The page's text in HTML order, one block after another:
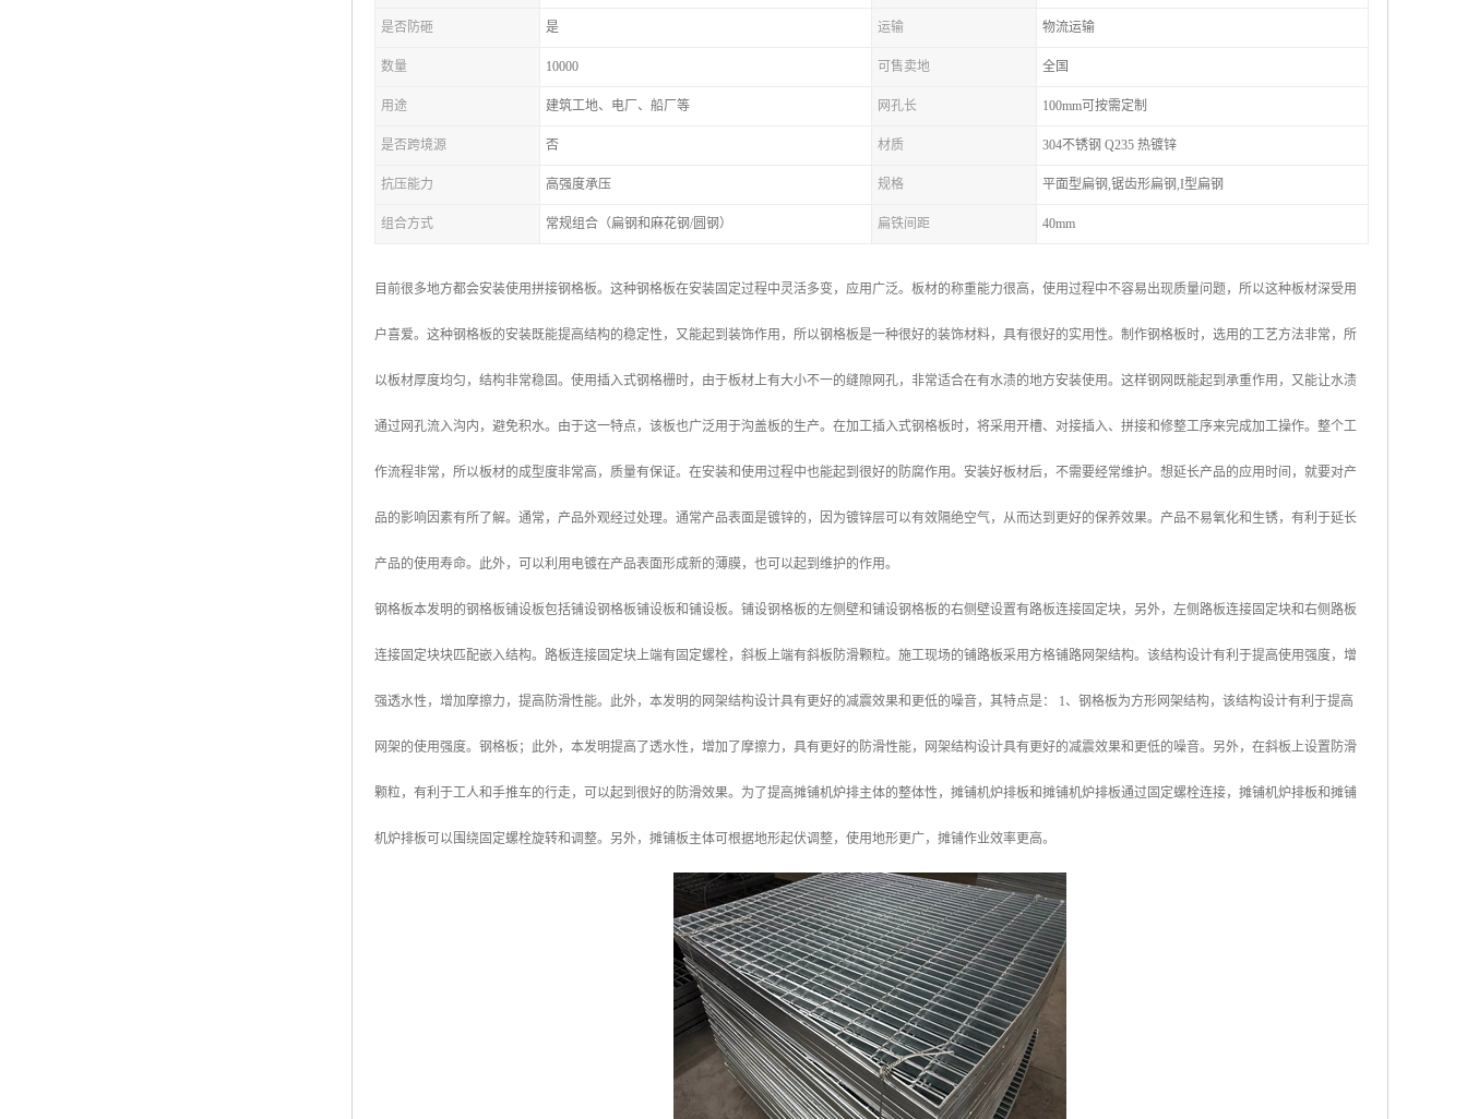
是否防砸 是 运输 物流运输
数量 10000 可售卖地 全国
用途 建筑工地、电厂、船厂等 网孔长 100mm可按需定制
是否跨境源 否 材质 304不锈钢 Q235 热镀锌
抗压能力 高强度承压 规格 平面型扁钢,锯齿形扁钢,I型扁钢
组合方式 常规组合（扁钢和麻花钢/圆钢） 扁铁间距 40mm
目前很多地方都会安装使用拼接钢格板。这种钢格板在安装固定过程中灵活多变，应用广泛。板材的称重能力很高，使用过程中不容易出现质量问题，所以这种板材深受用
户喜爱。这种钢格板的安装既能提高结构的稳定性，又能起到装饰作用，所以钢格板是一种很好的装饰材料，具有很好的实用性。制作钢格板时，选用的工艺方法非常，所
以板材厚度均匀，结构非常稳固。使用插入式钢格栅时，由于板材上有大小不一的缝隙网孔，非常适合在有水渍的地方安装使用。这样钢网既能起到承重作用，又能让水渍
通过网孔流入沟内，避免积水。由于这一特点，该板也广泛用于沟盖板的生产。在加工插入式钢格板时，将采用开槽、对接插入、拼接和修整工序来完成加工操作。整个工
作流程非常，所以板材的成型度非常高，质量有保证。在安装和使用过程中也能起到很好的防腐作用。安装好板材后，不需要经常维护。想延长产品的应用时间，就要对产
品的影响因素有所了解。通常，产品外观经过处理。通常产品表面是镀锌的，因为镀锌层可以有效隔绝空气，从而达到更好的保养效果。产品不易氧化和生锈，有利于延长
产品的使用寿命。此外，可以利用电镀在产品表面形成新的薄膜，也可以起到维护的作用。
钢格板本发明的钢格板铺设板包括铺设钢格板铺设板和铺设板。铺设钢格板的左侧壁和铺设钢格板的右侧壁设置有路板连接固定块，另外，左侧路板连接固定块和右侧路板
连接固定块块匹配嵌入结构。路板连接固定块上端有固定螺栓，斜板上端有斜板防滑颗粒。施工现场的铺路板采用方格铺路网架结构。该结构设计有利于提高使用强度，增
强透水性，增加摩擦力，提高防滑性能。此外，本发明的网架结构设计具有更好的减震效果和更低的噪音，其特点是： 1、钢格板为方形网架结构，该结构设计有利于提高
网架的使用强度。钢格板；此外，本发明提高了透水性，增加了摩擦力，具有更好的防滑性能，网架结构设计具有更好的减震效果和更低的噪音。另外，在斜板上设置防滑
颗粒，有利于工人和手推车的行走，可以起到很好的防滑效果。为了提高摊铺机炉排主体的整体性，摊铺机炉排板和摊铺机炉排板通过固定螺栓连接，摊铺机炉排板和摊铺
机炉排板可以围绕固定螺栓旋转和调整。另外，摊铺板主体可根据地形起伏调整，使用地形更广，摊铺作业效率更高。